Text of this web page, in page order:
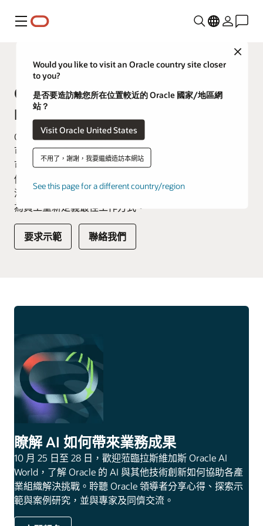
功能表
Close
Would you like to visit an Oracle country site closer
to you?
是否要造訪離您所在位置較近的 Oracle 國家/地區網
站？
Visit Oracle United States
不用了，謝謝，我要繼續造訪本網站
See this page for a different country/region
Fusion Applications
Oracle Human Capital
Management (HCM)
Oracle Fusion Cloud HCM 是一個完整的雲端解決方案，
可連結整個企業的每個人力資源流程和每個人員。我們
可以協助您建立讓人們感覺到有價值、聽到，並喜歡他
們所屬的社群。憑藉單一使用者體驗和資料模型、緊密
流程和 AI 嵌入式基礎架構，Oracle Cloud HCM 可協助您
為員工重新定義最佳工作方式。
要求示範 聯絡我們
瞭解 AI 如何帶來業務成果
10 月 25 日至 28 日，歡迎蒞臨拉斯維加斯 Oracle AI
World，了解 Oracle 的 AI 與其他技術創新如何協助各產
業組織解決挑戰。聆聽 Oracle 領導者分享心得、探索示
範與案例研究，並與專家及同儕交流。